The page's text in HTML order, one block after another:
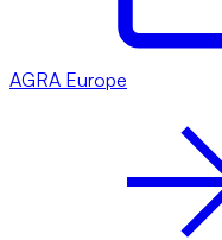
AGRA Europe